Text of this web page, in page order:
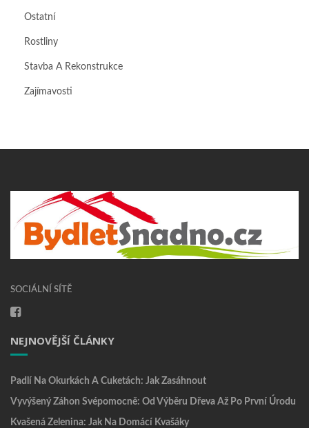
Ostatní
Rostliny
Stavba A Rekonstrukce
Zajímavosti
SOCIÁLNÍ SÍTĚ
NEJNOVĚJŠÍ ČLÁNKY
Padlí Na Okurkách A Cuketách: Jak Zasáhnout
Vyvýšený Záhon Svépomocně: Od Výběru Dřeva Až Po První Úrodu
Kvašená Zelenina: Jak Na Domácí Kvašáky